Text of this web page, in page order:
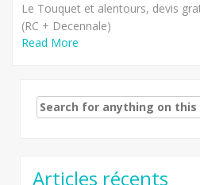
Le Touquet et alentours, devis
(RC + Decennale)
Read More
Search
for:
Articles récents